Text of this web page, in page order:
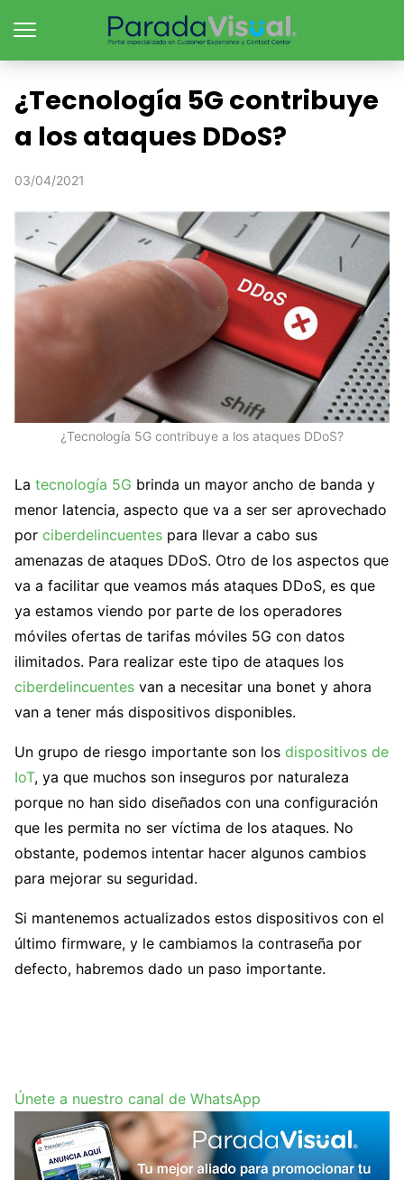
¿Tecnología 5G contribuye
a los ataques DDoS?
03/04/2021
¿Tecnología 5G contribuye a los ataques DDoS?
La tecnología 5G brinda un mayor ancho de banda y
menor latencia, aspecto que va a ser ser aprovechado
por ciberdelincuentes para llevar a cabo sus
amenazas de ataques DDoS. Otro de los aspectos que
va a facilitar que veamos más ataques DDoS, es que
ya estamos viendo por parte de los operadores
móviles ofertas de tarifas móviles 5G con datos
ilimitados. Para realizar este tipo de ataques los
ciberdelincuentes van a necesitar una bonet y ahora
van a tener más dispositivos disponibles.
Un grupo de riesgo importante son los dispositivos de
IoT, ya que muchos son inseguros por naturaleza
porque no han sido diseñados con una configuración
que les permita no ser víctima de los ataques. No
obstante, podemos intentar hacer algunos cambios
para mejorar su seguridad.
Si mantenemos actualizados estos dispositivos con el
último firmware, y le cambiamos la contraseña por
defecto, habremos dado un paso importante.
Únete a nuestro canal de WhatsApp